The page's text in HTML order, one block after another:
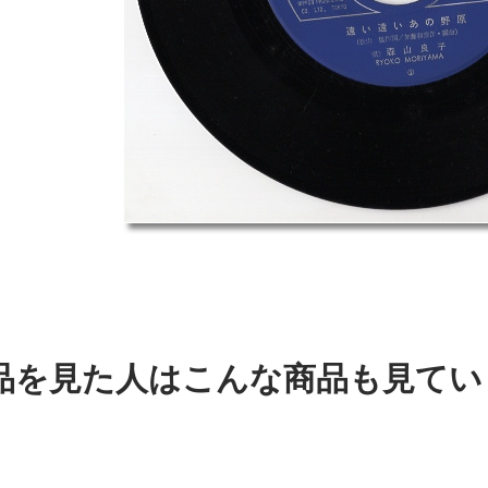
を見た人はこんな商品も見て